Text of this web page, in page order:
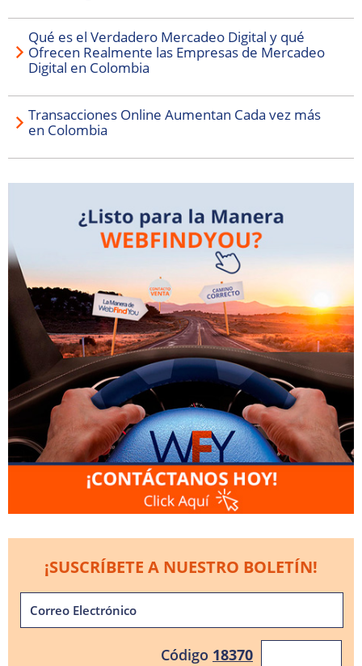
Qué es el Verdadero Mercadeo Digital y qué
Ofrecen Realmente las Empresas de Mercadeo
Digital en Colombia
Transacciones Online Aumentan Cada vez más
en Colombia
¡SUSCRÍBETE A NUESTRO BOLETÍN!
Código 18370